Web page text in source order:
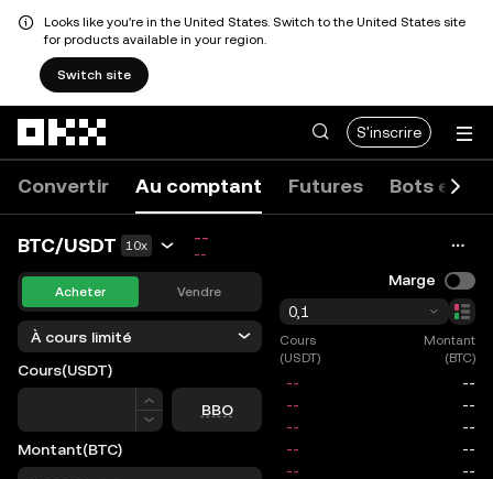
Looks like you're in the United States. Switch to the United States site
for products available in your region.
Switch site
S'inscrire
Convertir Au comptant Futures Bots et
BTC/USDT 10x --
--
Acheter Vendre
À cours limité
Cours(USDT)
Cours
BBO
Montant(BTC)
Marge
0,1
Cours
(USDT)
Montant
(BTC)